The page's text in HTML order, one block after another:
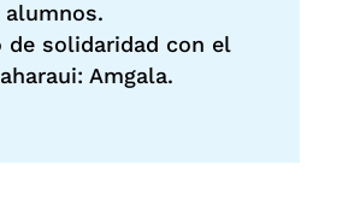
alumnos.
de solidaridad con el
Amgala.